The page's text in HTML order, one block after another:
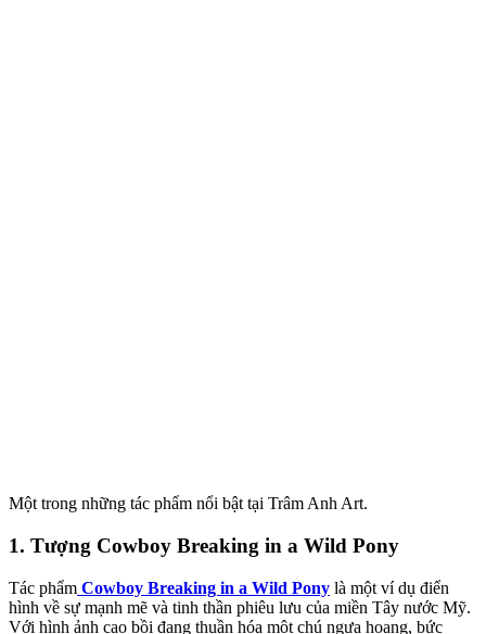
Một trong những tác phẩm nổi bật tại Trâm Anh Art.
1. Tượng Cowboy Breaking in a Wild Pony
Tác phẩm Cowboy Breaking in a Wild Pony là một ví dụ điển
hình về sự mạnh mẽ và tinh thần phiêu lưu của miền Tây nước Mỹ.
Với hình ảnh cao bồi đang thuần hóa một chú ngựa hoang, bức